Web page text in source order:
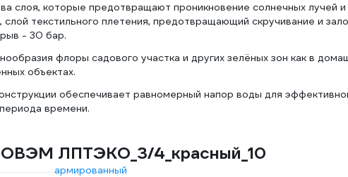
слоя, которые предотвращают проникновение солнечных лучей и
текстильного плетения, предотвращающий скручивание и
- 30 бар.
флоры садового участка и других зелёных зон как в
объектах.
обеспечивает равномерный напор воды для
времени.
ЛПТЭКО_3/4_красный_10
армированный